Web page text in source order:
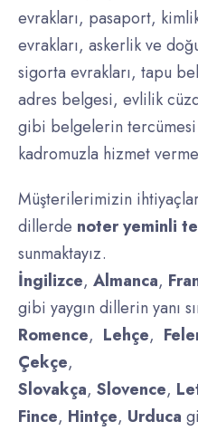
evrakları, pasaport,
evrakları, askerlik ve
sigorta evrakları, tapu
adres belgesi, evlilik
gibi belgelerin tercümesi
kadromuzla hizmet
Müşterilerimizin
dillerde noter yeminli
sunmaktayız.
İngilizce, Almanca,
gibi yaygın dillerin yanı
Romence, Lehçe,
Çekçe,
Slovakça, Slovence,
Fince, Hintçe, Urduca